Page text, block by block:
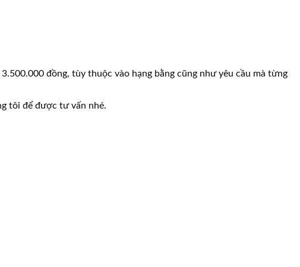
đồng, tùy thuộc vào hạng bằng cũng như yêu cầu mà từng
tôi để được tư vấn nhé.